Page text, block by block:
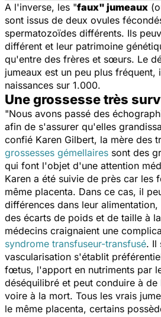
A l'inverse, les "faux" jumeaux
sont issus de deux ovules
spermatozoïdes différents. Ils
différent et leur patrimoine
qu'entre des frères et sœurs. Le
jumeaux est un peu plus fréquent,
naissances sur 1.000.
Une grossesse très
"Nous avons passé des
afin de s'assurer qu'elles
confié Karen Gilbert, la mère des
grossesses gémellaires sont des
qui font l'objet d'une attention
Karen a été suivie de près car les
même placenta. Dans ce cas, il
différences dans leur
des écarts de poids et de taille à
médecins craignaient une
syndrome transfuseur-transfusé. Il
vascularisation s'établit
fœtus, l'apport en nutriments par
déséquilibré et peut conduire à de
voire à la mort. Tous les vrais
le même placenta, certains